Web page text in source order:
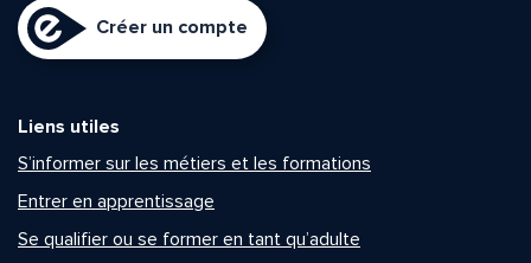
Créer un compte
Liens utiles
S’informer sur les métiers et les formations
Entrer en apprentissage
Se qualifier ou se former en tant qu’adulte